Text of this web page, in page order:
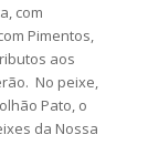
com
Pimentos,
aos
No peixe,
Pato, o
da Nossa